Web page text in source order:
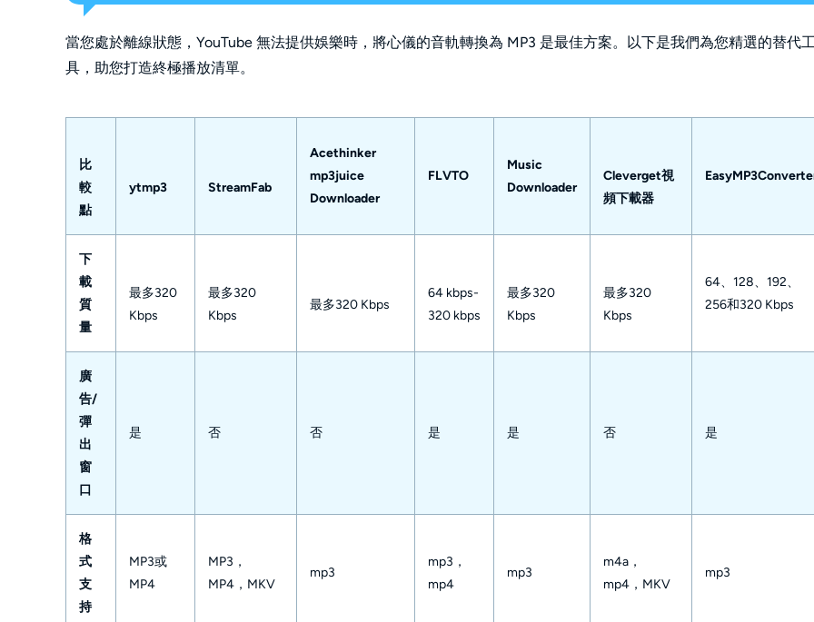
當您處於離線狀態，YouTube 無法提供娛樂時，將心儀的音軌轉換為 MP3 是最佳方案。以下是我們為您精選的替代
具，助您打造終極播放清單。
比
較
點
ytmp3 StreamFab
Acethinker
mp3juice
Downloader
FLVTO
Music
Downloader
Cleverget視
頻下載器
下
載
質
量
最多320
Kbps
最多320
Kbps
最多320 Kbps
64 kbps-
最多320
Kbps
最多320
Kbps
64、128、192、
256和320 Kbps
廣
告/
彈
出
窗
口
是 否 否 是 是 否 是
格
式
支
持
MP3或
MP4
MP3，
MP4，MKV
mp3
mp3，
mp4
mp3
m4a，
mp4，MKV
mp3